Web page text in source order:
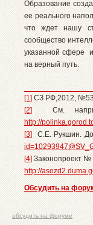
Образование
ее реального
что ждет нашу
сообщество
указанной сфере
на верный путь.
[1] СЗ РФ,2012,
[2] См.
http://
[3] С.Е. Рукшин.
[4] Законопроект
http://
Обсудить на
обсудить на форуме